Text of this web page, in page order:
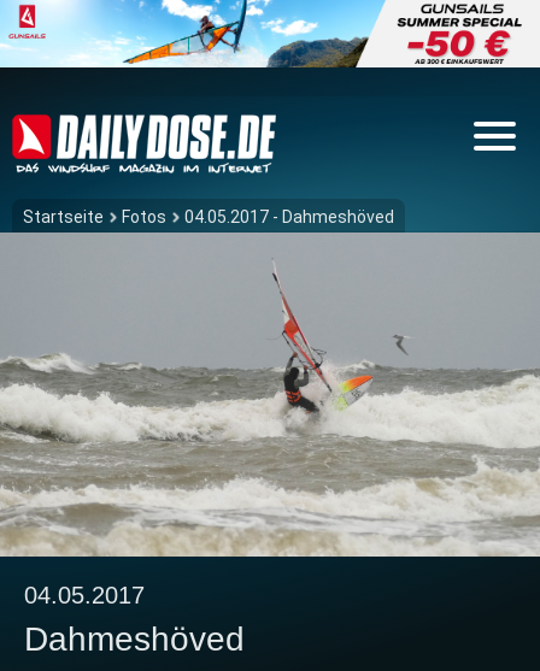
Startseite Fotos 04.05.2017 - Dahmeshöved
04.05.2017
Dahmeshöved